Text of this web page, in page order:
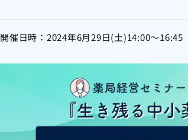
開催日時：2024年6月29日(土)14:00～16:45